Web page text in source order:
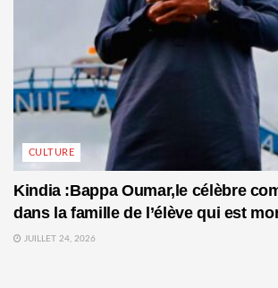
CULTURE
Kindia :Bappa Oumar,le célèbre
dans la famille de l’élève qui est
JUILLET 24, 2026